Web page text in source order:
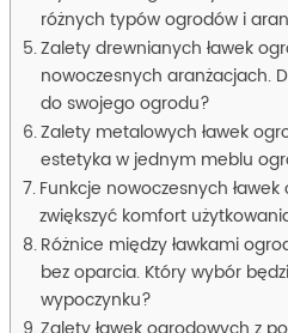
różnych typów ogrodów i
Zalety drewnianych ławek
nowoczesnych aranżacjach.
do swojego ogrodu?
Zalety metalowych ławek
estetyka w jednym meblu
Funkcje nowoczesnych
zwiększyć komfort
Różnice między ławkami
bez oparcia. Który wybór
wypoczynku?